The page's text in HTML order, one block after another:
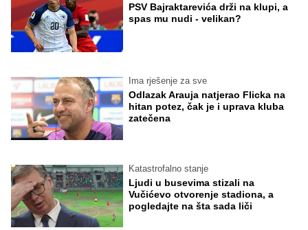
PSV Bajraktarevića drži na klupi, a
spas mu nudi - velikan?
Ima rješenje za sve
Odlazak Arauja natjerao Flicka na
hitan potez, čak je i uprava kluba
zatečena
Katastrofalno stanje
Ljudi u busevima stizali na
Vučićevo otvorenje stadiona, a
pogledajte na šta sada liči